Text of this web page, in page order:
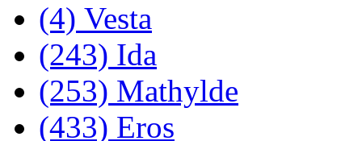
(4) Vesta
(243) Ida
(253) Mathylde
(433) Eros